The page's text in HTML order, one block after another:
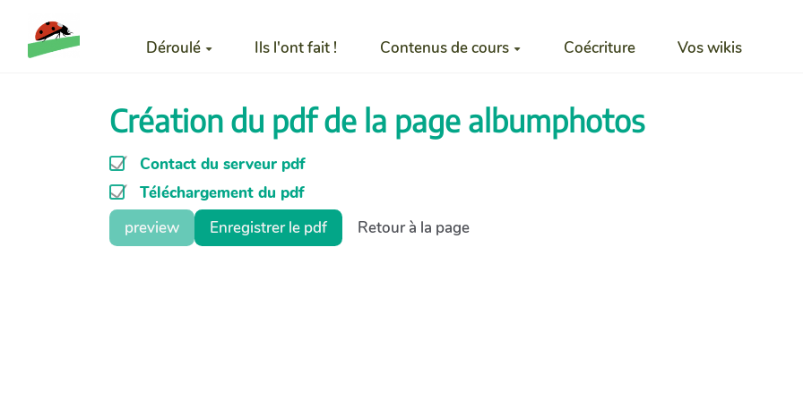
Aller au contenu principal
Déroulé
Ils l'ont fait ! Contenus de cours Coécriture Vos wikis
Création du pdf de la page albumphotos
Contact du serveur pdf
Téléchargement du pdf
preview
Enregistrer le pdf Retour à la page